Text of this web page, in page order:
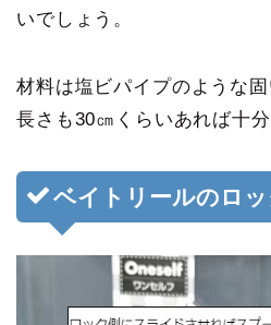
いでしょう。
材料は塩ビパイプのような固
長さも30㎝くらいあれば十分
ベイトリールのロ